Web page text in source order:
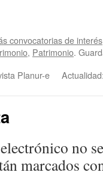
convocatorias de interés
, Patrimonio.
Planur-e
no
marcados